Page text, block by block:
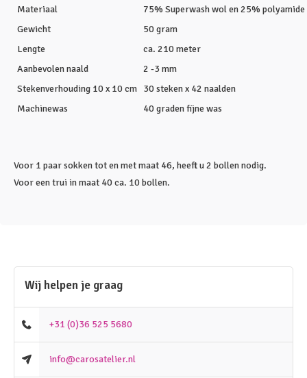
Materiaal
75% Superwash wol en 25% polyamide
Gewicht
50 gram
Lengte
ca. 210 meter
Aanbevolen naald
2 -3 mm
Stekenverhouding 10 x 10 cm 30 steken x 42 naalden
Machinewas
40 graden fijne was
Voor 1 paar sokken tot en met maat 46, heeft u 2 bollen nodig.
Voor een trui in maat 40 ca. 10 bollen.
Wij helpen je graag
+31 (0)36 525 5680
info@carosatelier.nl